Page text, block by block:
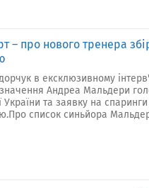
– про нового тренера
в ексклюзивному
Андреа Мальдери
України та заявку на спаринги
список синьйора